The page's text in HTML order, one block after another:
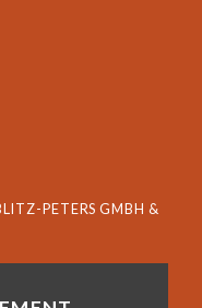
PETERS GMBH &